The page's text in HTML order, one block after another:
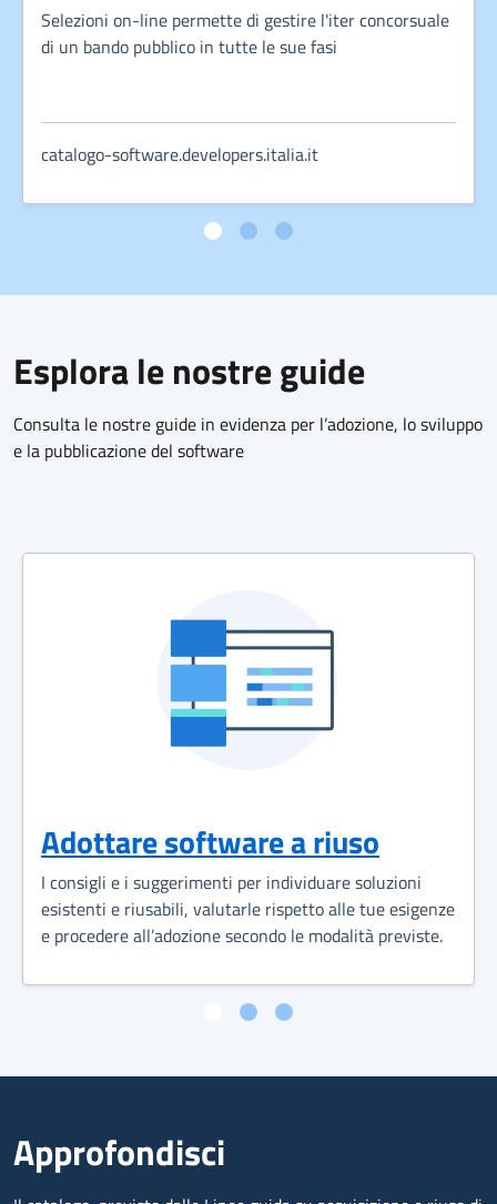
Selezioni on-line permette di gestire l'iter concorsuale
di un bando pubblico in tutte le sue fasi
catalogo-software.developers.italia.it
Esplora le nostre guide
Consulta le nostre guide in evidenza per l’adozione, lo sviluppo
e la pubblicazione del software
Adottare software a riuso
I consigli e i suggerimenti per individuare soluzioni
esistenti e riusabili, valutarle rispetto alle tue esigenze
e procedere all’adozione secondo le modalità previste.
Approfondisci